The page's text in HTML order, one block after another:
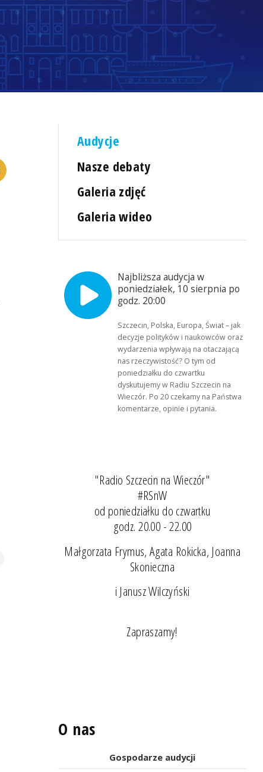
Audycje
Nasze debaty
Galeria zdjęć
Galeria wideo
Najbliższa audycja w
poniedziałek, 10 sierpnia po
godz. 20:00
Szczecin, Polska, Europa, Świat – jak
decyzje polityków i naukowców oraz
wydarzenia wpływają na otaczającą
nas rzeczywistość? O tym od
poniedziałku do czwartku
dyskutujemy w Radiu Szczecin na
Wieczór. Po 20 czekamy na Państwa
komentarze, opinie i pytania.
"Radio Szczecin na Wieczór"
#RSnW
od poniedziałku do czwartku
godz. 20.00 - 22.00
Małgorzata Frymus, Agata Rokicka, Joanna
Skonieczna
i Janusz Wilczyński
Zapraszamy!
O nas
Gospodarze audycji